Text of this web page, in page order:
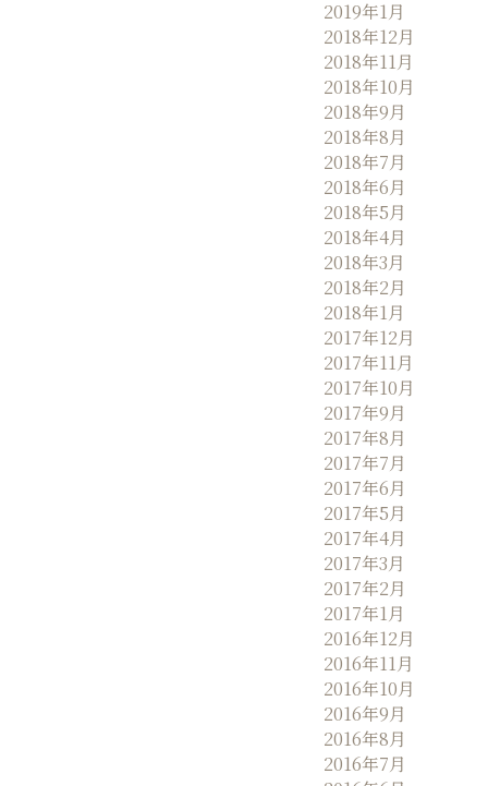
2019年1月
2018年12月
2018年11月
2018年10月
2018年9月
2018年8月
2018年7月
2018年6月
2018年5月
2018年4月
2018年3月
2018年2月
2018年1月
2017年12月
2017年11月
2017年10月
2017年9月
2017年8月
2017年7月
2017年6月
2017年5月
2017年4月
2017年3月
2017年2月
2017年1月
2016年12月
2016年11月
2016年10月
2016年9月
2016年8月
2016年7月